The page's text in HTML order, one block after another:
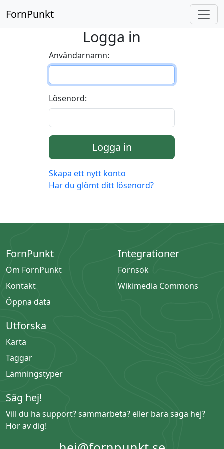
FornPunkt
Logga in
Användarnamn:
Lösenord:
Logga in
Skapa ett nytt konto
Har du glömt ditt lösenord?
FornPunkt
Om FornPunkt
Kontakt
Öppna data
Integrationer
Fornsök
Wikimedia Commons
Utforska
Karta
Taggar
Lämningstyper
Säg hej!
Vill du ha support? sammarbeta? eller bara säga hej?
Hör av dig!